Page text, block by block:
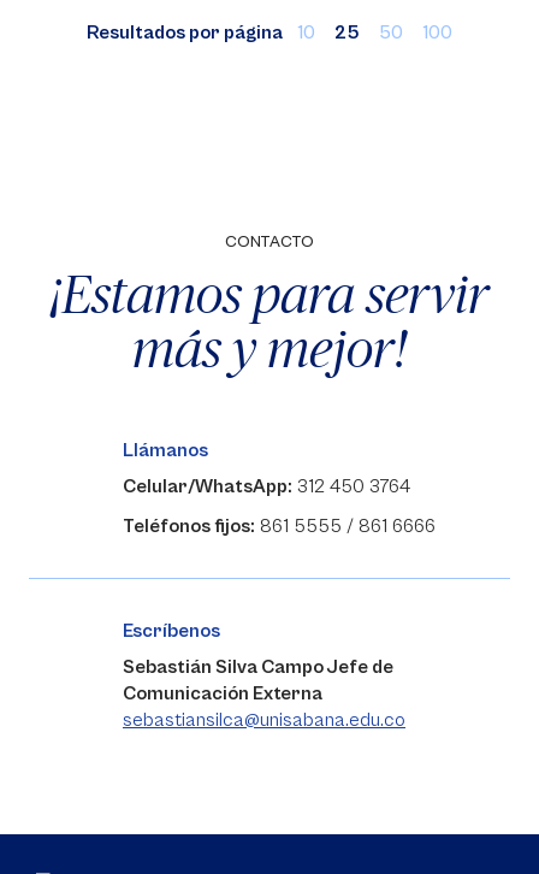
Resultados por página 10 25 50 100
CONTACTO
¡Estamos para servir
más y mejor!
Llámanos
Celular/WhatsApp: 312 450 3764
Teléfonos fijos: 861 5555 / 861 6666
Escríbenos
Sebastián Silva Campo Jefe de
Comunicación Externa
sebastiansilca@unisabana.edu.co